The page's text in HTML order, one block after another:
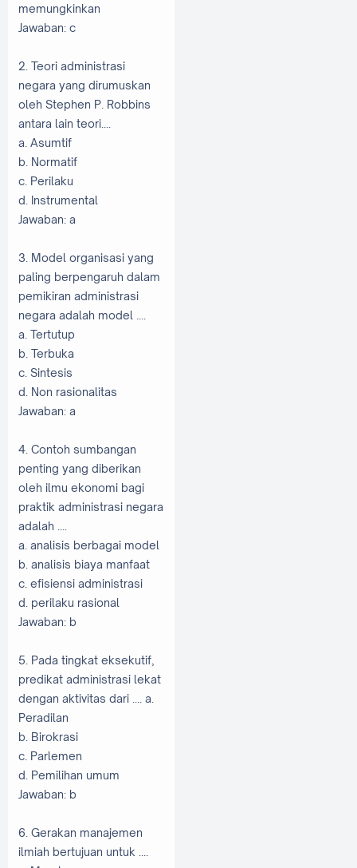
memungkinkan
Jawaban: c
2. Teori administrasi
negara yang dirumuskan
oleh Stephen P. Robbins
antara lain teori....
a. Asumtif
b. Normatif
c. Perilaku
d. Instrumental
Jawaban: a
3. Model organisasi yang
paling berpengaruh dalam
pemikiran administrasi
negara adalah model ....
a. Tertutup
b. Terbuka
c. Sintesis
d. Non rasionalitas
Jawaban: a
4. Contoh sumbangan
penting yang diberikan
oleh ilmu ekonomi bagi
praktik administrasi negara
adalah ....
a. analisis berbagai model
b. analisis biaya manfaat
c. efisiensi administrasi
d. perilaku rasional
Jawaban: b
5. Pada tingkat eksekutif,
predikat administrasi lekat
dengan aktivitas dari .... a.
Peradilan
b. Birokrasi
c. Parlemen
d. Pemilihan umum
Jawaban: b
6. Gerakan manajemen
ilmiah bertujuan untuk ....